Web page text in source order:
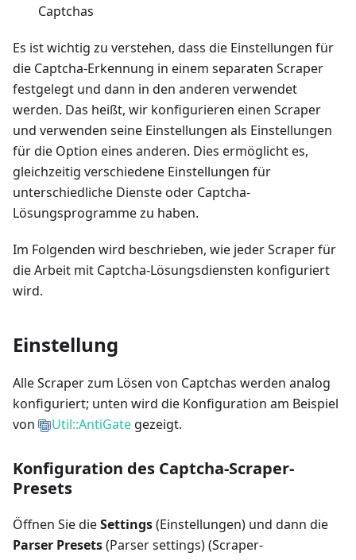
Captchas
Es ist wichtig zu verstehen, dass die Einstellungen für
die Captcha-Erkennung in einem separaten Scraper
festgelegt und dann in den anderen verwendet
werden. Das heißt, wir konfigurieren einen Scraper
und verwenden seine Einstellungen als Einstellungen
für die Option eines anderen. Dies ermöglicht es,
gleichzeitig verschiedene Einstellungen für
unterschiedliche Dienste oder Captcha-
Lösungsprogramme zu haben.
Im Folgenden wird beschrieben, wie jeder Scraper für
die Arbeit mit Captcha-Lösungsdiensten konfiguriert
wird.
Einstellung
Alle Scraper zum Lösen von Captchas werden analog
konfiguriert; unten wird die Konfiguration am Beispiel
von
Util::AntiGate gezeigt.
Konfiguration des Captcha-Scraper-
Presets
Öffnen Sie dieSettings(Einstellungen) und dann die
Parser Presets(Parser settings) (Scraper-